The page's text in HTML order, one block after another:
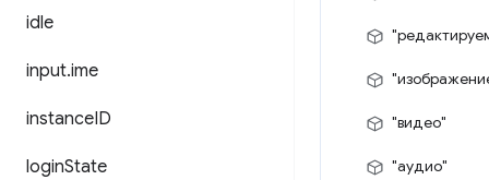
idle
input.ime
instanceID
loginState
"видео"
"аудио"